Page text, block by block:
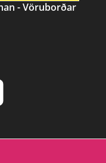
- Vöruborðar